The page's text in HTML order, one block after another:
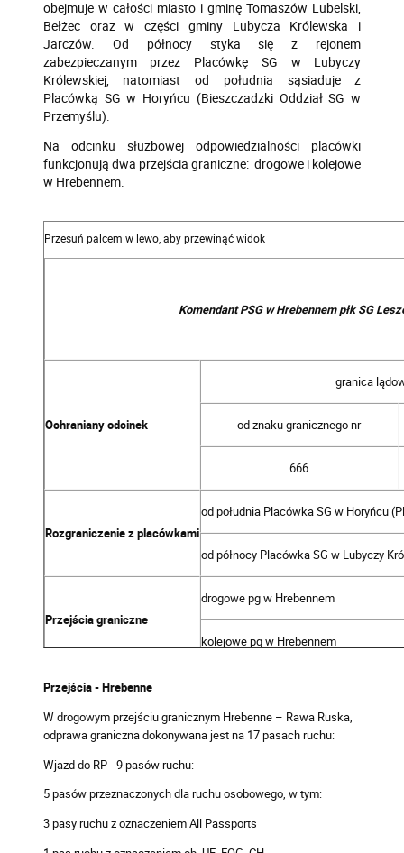
obejmuje w całości miasto i gminę Tomaszów Lubelski,
Bełżec oraz w części gminy Lubycza Królewska i
Jarczów. Od północy styka się z rejonem
zabezpieczanym przez Placówkę SG w Lubyczy
Królewskiej, natomiast od południa sąsiaduje z
Placówką SG w Horyńcu (Bieszczadzki Oddział SG w
Przemyślu).
Na odcinku służbowej odpowiedzialności placówki
funkcjonują dwa przejścia graniczne: drogowe i kolejowe
w Hrebennem.
Komendant PSG w Hrebennem płk SG
Ochraniany odcinek
granica
od znaku granicznego nr
666
Rozgraniczenie z placówkami
od południa Placówka SG w Horyńcu
od północy Placówka SG w Lubyczy
Przejścia graniczne
drogowe pg w Hrebennem
kolejowe pg w Hrebennem
Kontakt
84 667 45 00
84 667 45 05
adres poczty elektronicznej
Przejścia - Hrebenne
W drogowym przejściu granicznym Hrebenne – Rawa Ruska,
odprawa graniczna dokonywana jest na 17 pasach ruchu:
Wjazd do RP - 9 pasów ruchu:
5 pasów przeznaczonych dla ruchu osobowego, w tym:
3 pasy ruchu z oznaczeniem All Passports